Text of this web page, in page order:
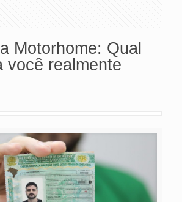
Motorhome: Qual
você realmente